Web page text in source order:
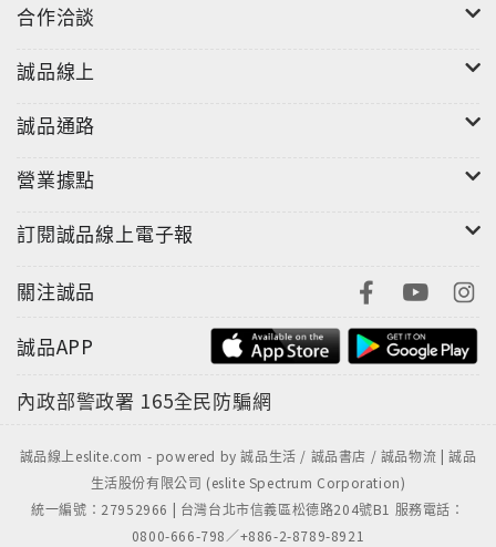
合作洽談
誠品線上
誠品通路
營業據點
訂閱誠品線上電子報
關注誠品
誠品APP
內政部警政署 165全民防騙網
誠品線上eslite.com - powered by 誠品生活 / 誠品書店 / 誠品物流 | 誠品
生活股份有限公司 (eslite Spectrum Corporation)
統一編號：27952966 | 台灣台北市信義區松德路204號B1 服務電話：
0800-666-798／+886-2-8789-8921